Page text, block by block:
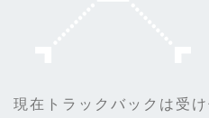
現在トラックバックは受